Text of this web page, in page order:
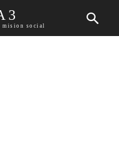
3
mision social